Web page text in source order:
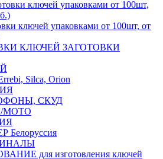
ключей упаковками от 100шт, от
ЗАГОТОВКИ
Silca, Orion
СКУД
МОТО
Белоруссия